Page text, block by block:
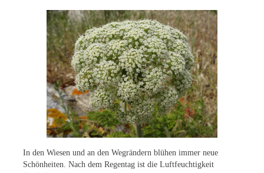
In den Wiesen und an den Wegrändern blühen immer neue
Schönheiten. Nach dem Regentag ist die Luftfeuchtigkeit